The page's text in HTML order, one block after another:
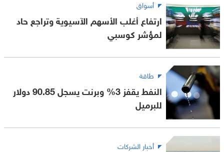
أسواق
ارتفاع أغلب الأسهم الآسيوية وتراجع حاد
لمؤشر كوسبي
طاقة
النفط يقفز 3% وبرنت يسجل 90.85 دولار
للبرميل
أخبار الشركات